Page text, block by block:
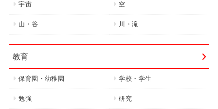
宇宙 空
山・谷 川・滝
教育
保育園・幼稚園 学校・学生
勉強 研究